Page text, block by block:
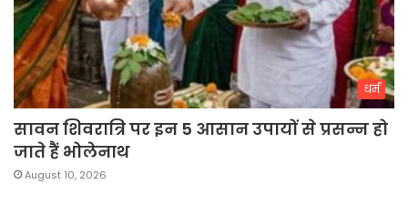
धर्म
सावन शिवरात्रि पर इन 5 आसान उपायों से प्रसन्न हो
जाते हैं भोलेनाथ
August 10, 2026